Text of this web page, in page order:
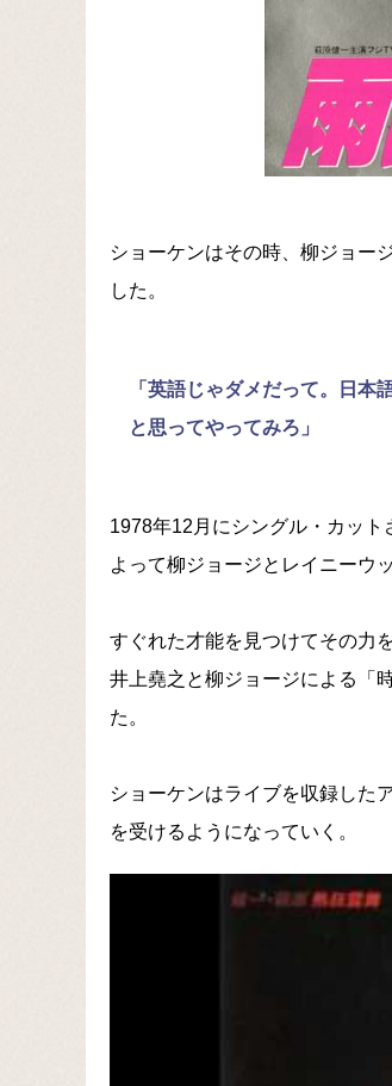
ショーケンはその時、柳ジョー
した。
「英語じゃダメだって。日
と思ってやってみろ」
1978年12月にシングル・カッ
よって柳ジョージとレイニーウ
すぐれた才能を見つけてその力
井上堯之と柳ジョージによる「
た。
ショーケンはライブを収録した
を受けるようになっていく。